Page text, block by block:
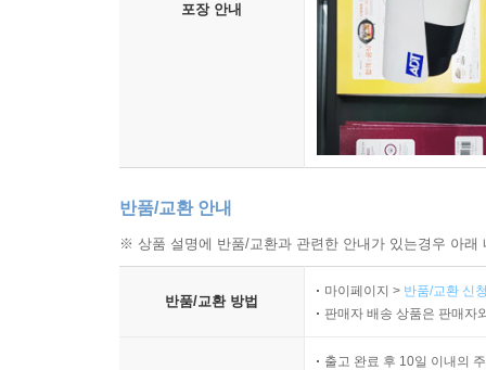
포장 안내
반품/교환 안내
※ 상품 설명에 반품/교환과 관련한 안내가 있는경우 아
반품/교환 방법
마이페이지 > 반품/교환 신
판매자 배송 상품은 판매자
출고 완료 후 10일 이내의